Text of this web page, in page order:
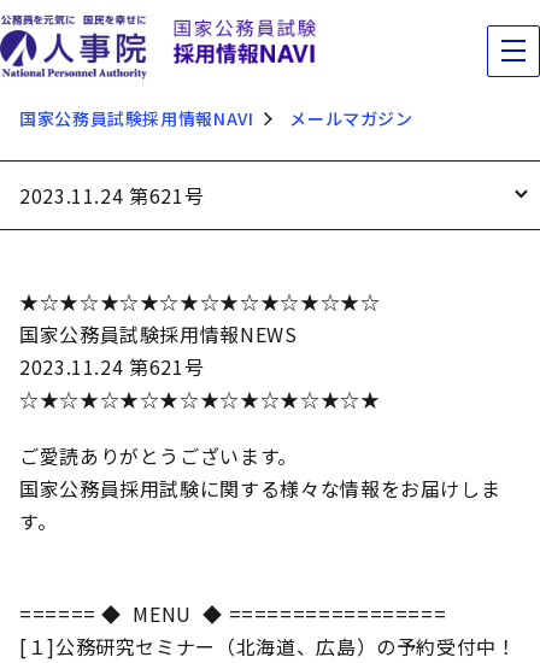
国家公務員試験採用情報NAVI メールマガジン
2023.11.24 第621号
★☆★☆★☆★☆★☆★☆★☆★☆★☆
国家公務員試験採用情報NEWS
2023.11.24 第621号
☆★☆★☆★☆★☆★☆★☆★☆★☆★
ご愛読ありがとうございます。
国家公務員採用試験に関する様々な情報をお届けしま
す。
====== ◆ MENU ◆ =================
[１]公務研究セミナー（北海道、広島）の予約受付中！